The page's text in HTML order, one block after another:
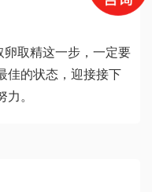
卵取精这一步，一定要
佳的状态，迎接接下
。